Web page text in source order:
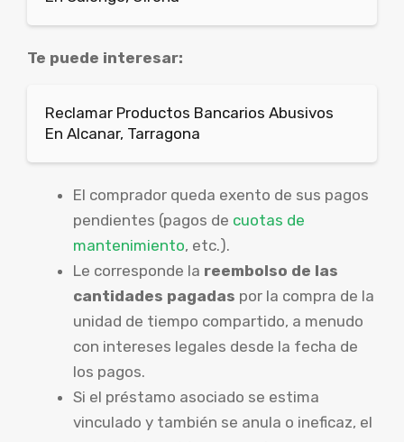
Te puede interesar:
Reclamar Productos Bancarios Abusivos
En Alcanar, Tarragona
El comprador queda exento de sus pagos
pendientes (pagos de cuotas de
mantenimiento, etc.).
Le corresponde la reembolso de las
cantidades pagadas por la compra de la
unidad de tiempo compartido, a menudo
con intereses legales desde la fecha de
los pagos.
Si el préstamo asociado se estima
vinculado y también se anula o ineficaz, el